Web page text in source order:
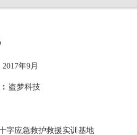
应急救护救援实训基地
2017年9月
盗梦科技